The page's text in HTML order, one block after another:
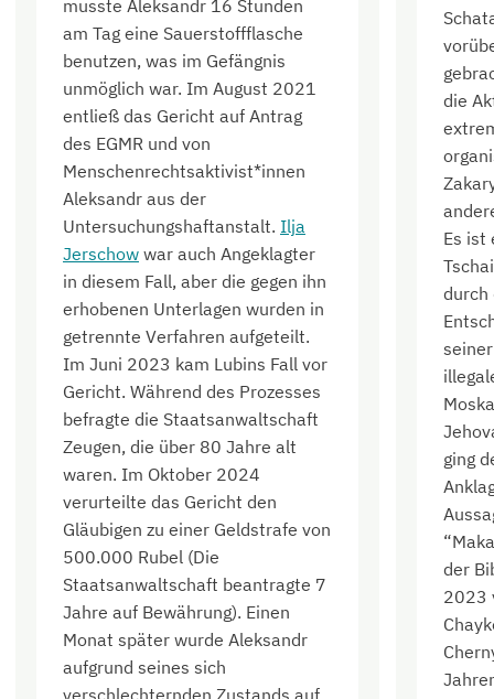
musste Aleksandr 16 Stunden
am Tag eine Sauerstoffflasche
benutzen, was im Gefängnis
unmöglich war. Im August 2021
entließ das Gericht auf Antrag
des EGMR und von
Menschenrechtsaktivist*innen
Aleksandr aus der
Untersuchungshaftanstalt. Ilja
Jerschow war auch Angeklagter
in diesem Fall, aber die gegen ihn
erhobenen Unterlagen wurden in
getrennte Verfahren aufgeteilt.
Im Juni 2023 kam Lubins Fall vor
Gericht. Während des Prozesses
befragte die Staatsanwaltschaft
Zeugen, die über 80 Jahre alt
waren. Im Oktober 2024
verurteilte das Gericht den
Gläubigen zu einer Geldstrafe von
500.000 Rubel (Die
Staatsanwaltschaft beantragte 7
Jahre auf Bewährung). Einen
Monat später wurde Aleksandr
aufgrund seines sich
verschlechternden Zustands auf
die
Es ist
durch
ging
der
2023